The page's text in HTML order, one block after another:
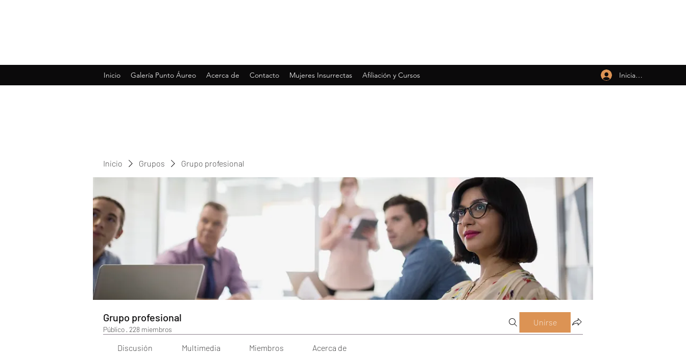
Inicio Galería Punto Áureo Acerca de Contacto Mujeres Insurrectas Afiliación y Cursos Iniciar sesión
Inicio Grupos Grupo profesional
Grupo profesional
Público · 228 miembros
Unirse
Discusión Multimedia Miembros Acerca de